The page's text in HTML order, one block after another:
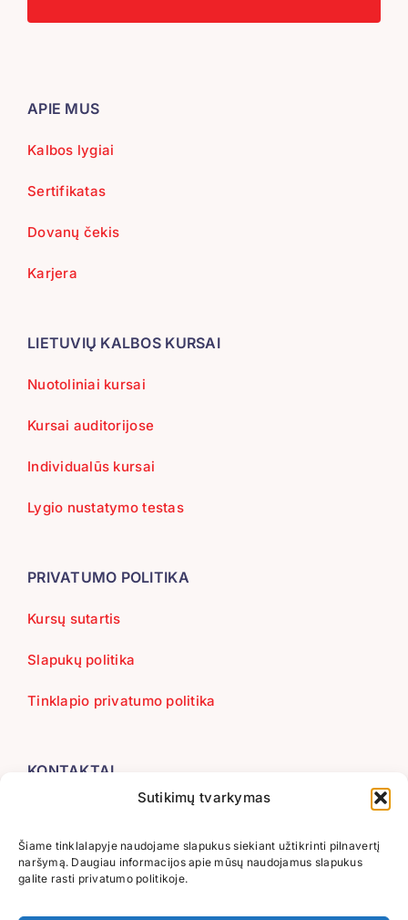
Sutikimų tvarkymas
Šiame tinklalapyje naudojame slapukus siekiant užtikrinti pilnavertį
naršymą. Daugiau informacijos apie mūsų naudojamus slapukus
galite rasti privatumo politikoje.
APIE MUS
Kalbos lygiai
Sertifikatas
Dovanų čekis
Karjera
LIETUVIŲ KALBOS KURSAI
Nuotoliniai kursai
Kursai auditorijose
Individualūs kursai
Lygio nustatymo testas
PRIVATUMO POLITIKA
Kursų sutartis
Slapukų politika
Tinklapio privatumo politika
KONTAKTAI
info@lituana.lt
Sąskaitos Nr. LT173500010001632528
Gavėjas: UAB “IDIOMA”